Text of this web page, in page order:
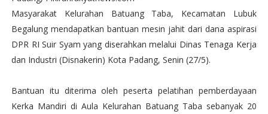
Masyarakat Kelurahan Batuang Taba, Kecamatan Lubuk
Begalung mendapatkan bantuan mesin jahit dari dana aspirasi
DPR RI Suir Syam yang diserahkan melalui Dinas Tenaga Kerja
dan Industri (Disnakerin) Kota Padang, Senin (27/5).
Bantuan itu diterima oleh peserta pelatihan pemberdayaan
Kerka Mandiri di Aula Kelurahan Batuang Taba sebanyak 20